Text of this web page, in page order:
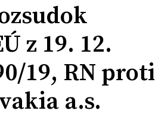
z 19. 12.
19, RN proti
a.s.